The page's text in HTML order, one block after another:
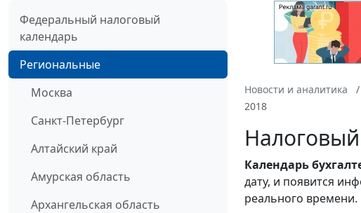
Федеральный налоговый
календарь
Региональные
Москва
Санкт-Петербург
Алтайский край
Амурская область
Архангельская область
Новости и аналитика
2018
Календарь
дату, и появится
реального времени.